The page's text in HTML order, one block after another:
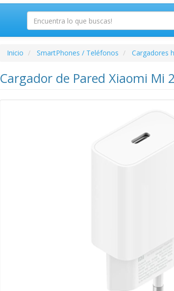
Inicio SmartPhones / Teléfonos Cargadores
Cargador de Pared Xiaomi Mi